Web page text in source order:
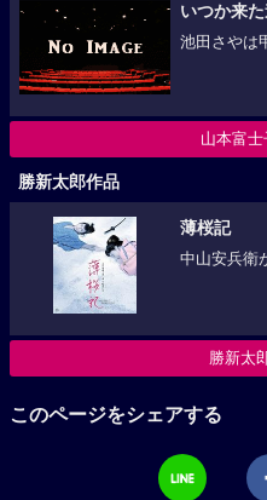
いつか来た
池田さやは
山本富
勝新太郎作品
薄桜記
中山安兵衛
勝新太
このページをシェアする